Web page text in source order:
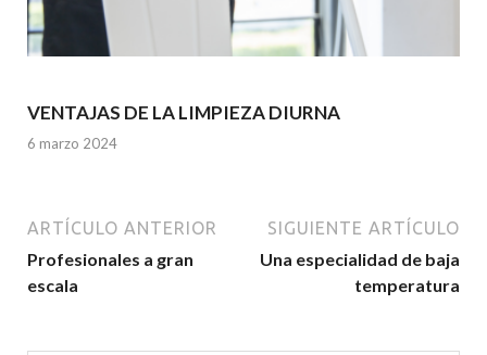
VENTAJAS DE LA LIMPIEZA DIURNA
6 marzo 2024
ARTÍCULO ANTERIOR
Profesionales a gran
escala
SIGUIENTE ARTÍCULO
Una especialidad de baja
temperatura